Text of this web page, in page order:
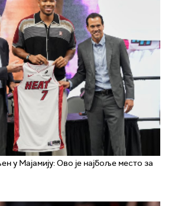
у Мајамију: Ово је најбоље место за